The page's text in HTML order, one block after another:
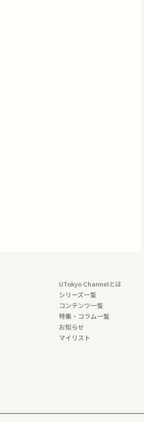
UTokyo Channelとは
シリーズ一覧
コンテンツ一覧
特集・コラム一覧
お知らせ
マイリスト